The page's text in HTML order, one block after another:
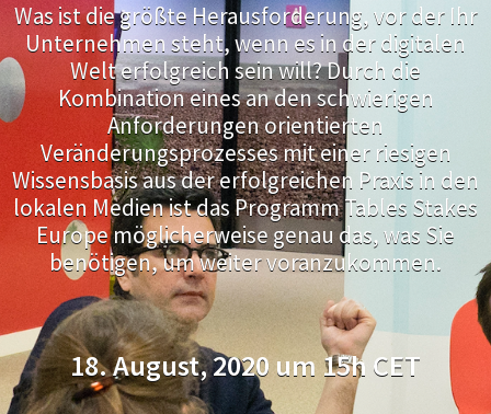
Was ist die größte Herausforderung, vor der Ihr
Unternehmen steht, wenn es in der digitalen
Welt erfolgreich sein will? Durch die
Kombination eines an den schwierigen
Anforderungen orientierten
Veränderungsprozesses mit einer riesigen
Wissensbasis aus der erfolgreichen Praxis in den
lokalen Medien ist das Programm Tables Stakes
Europe möglicherweise genau das, was Sie
benötigen, um weiter voranzukommen.
18. August, 2020 um 15h CET